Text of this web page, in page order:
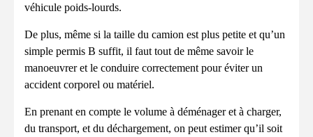
véhicule poids-lourds.
De plus, même si la taille du camion est plus petite et qu’un
simple permis B suffit, il faut tout de même savoir le
manoeuvrer et le conduire correctement pour éviter un
accident corporel ou matériel.
En prenant en compte le volume à déménager et à charger,
du transport, et du déchargement, on peut estimer qu’il soit